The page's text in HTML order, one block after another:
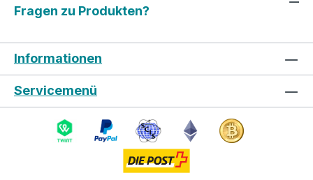
Fragen zu Produkten?
Informationen
Servicemenü